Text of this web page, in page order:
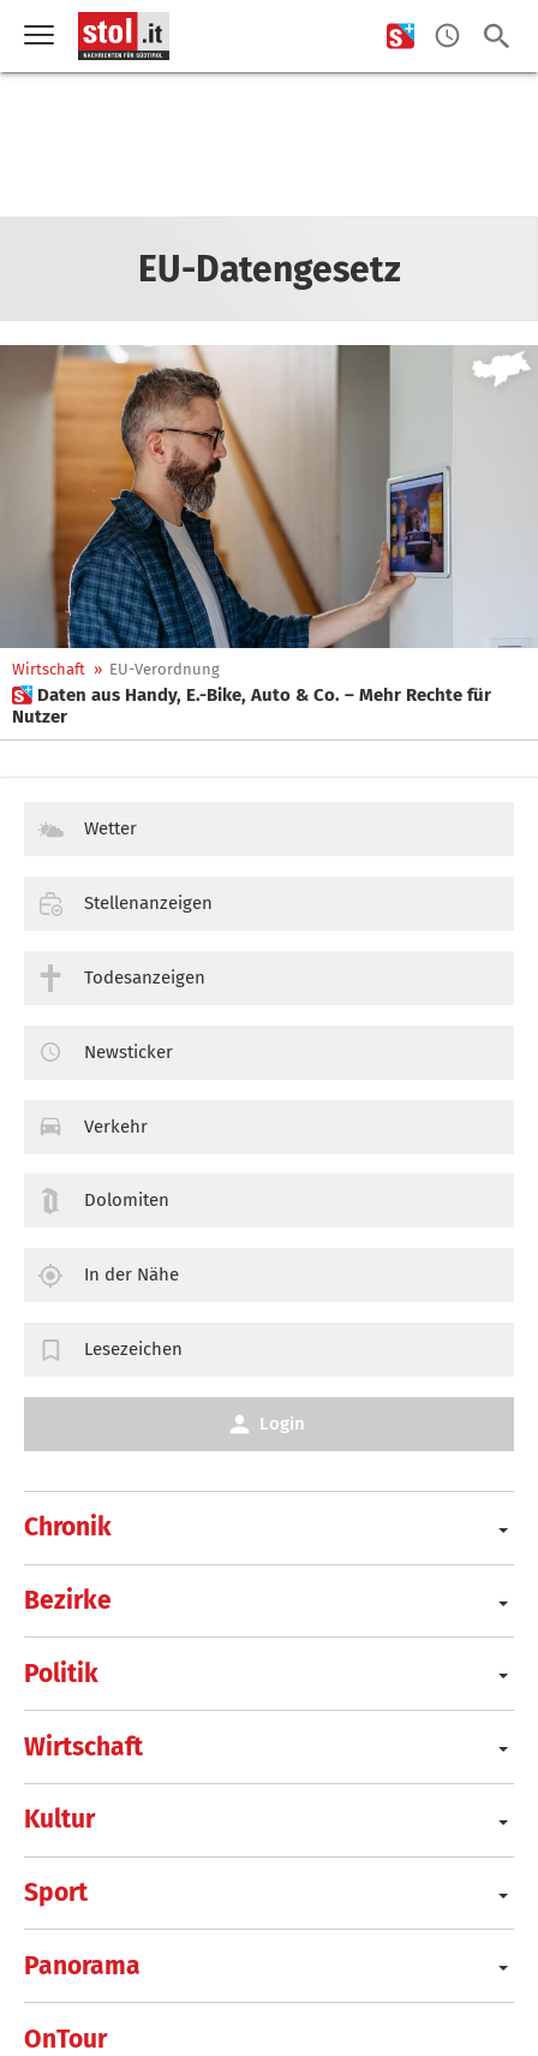
EU-Datengesetz
Wirtschaft » EU-Verordnung
 Daten aus Handy, E.-Bike, Auto & Co. – Mehr Rechte für
Nutzer
Chronik
Bezirke
Politik
Wirtschaft
Kultur
Sport
Panorama
OnTour
Wetter
Stellenanzeigen
Todesanzeigen
Newsticker
Verkehr
Dolomiten
In der Nähe
Lesezeichen
Login